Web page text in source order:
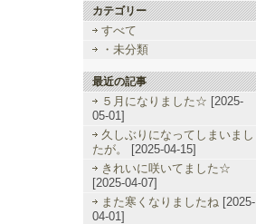
カテゴリー
すべて
・未分類
最近の記事
５月になりました☆ [2025-
05-01]
久しぶりになってしまいまし
たが。
[2025-04-15]
きれいに咲いてました☆
[2025-04-07]
また寒くなりましたね [2025-
04-01]